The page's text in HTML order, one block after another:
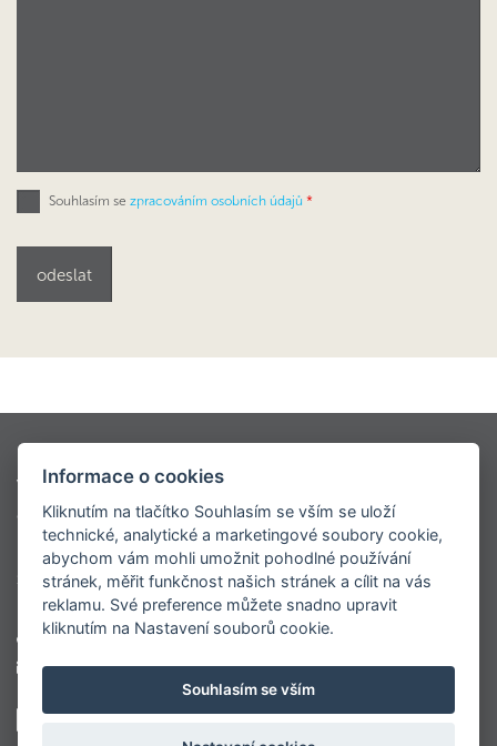
Souhlasím se zpracováním osobních údajů *
Kontio styly
Virtuální prohlídky
Modely dřevostaveb KONTIO
Ceník
O nás Napsali o nás
Realizace
Roubenky
Sruby
Velké luxusní srubové domy
Srubové chaty
Virtuální prohlídka centrály
marketing@kontio.cz
Informace o cookies
Kliknutím na tlačítko Souhlasím se vším se uloží
technické, analytické a marketingové soubory cookie,
abychom vám mohli umožnit pohodlné používání
stránek, měřit funkčnost našich stránek a cílit na vás
reklamu. Své preference můžete snadno upravit
kliknutím na Nastavení souborů cookie.
Souhlasím se vším